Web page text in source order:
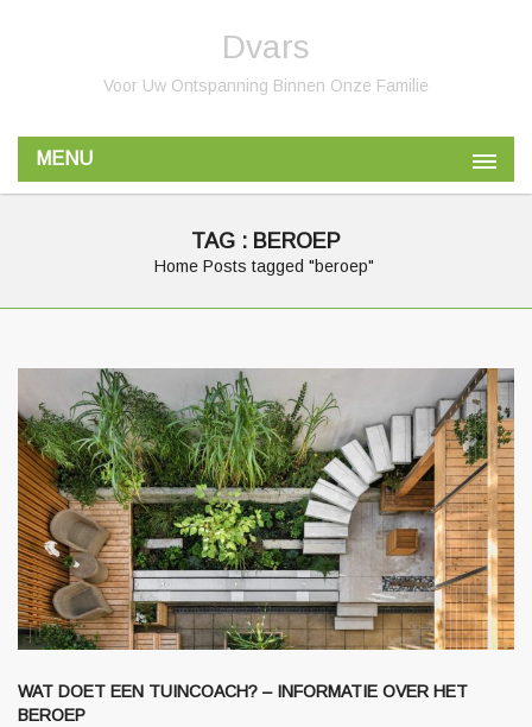
Dvars
Voor Uw Ontspanning Binnen Onze Familie
MENU
TAG : BEROEP
HomePosts tagged "beroep"
WAT DOET EEN TUINCOACH? – INFORMATIE OVER HET
BEROEP